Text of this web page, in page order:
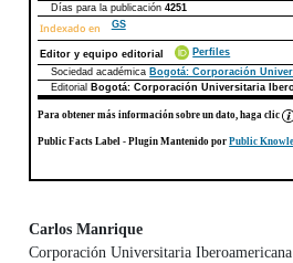
Días para la publicación4251
Indexado en GS
Editor y equipo editorial
Perfiles
Sociedad académica Bogotá: Corporación
Editorial
Bogotá: Corporación Universitaria
Para obtener más información sobre un dato, haga clic
Public Facts Label - Plugin Mantenido porPublic
Carlos Manrique
Corporación Universitaria Iberoamericana